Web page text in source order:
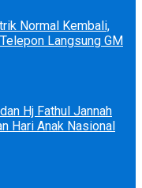
Normal Kembali,
Langsung GM
Hj Fathul Jannah
Hari Anak Nasional